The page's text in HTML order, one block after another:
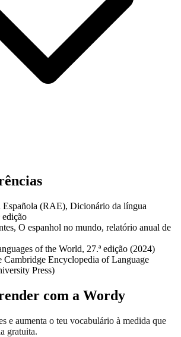
Española (RAE), Dicionário da língua
edição
O espanhol no mundo, relatório anual de
of the World, 27.ª edição (2024)
Cambridge Encyclopedia of Language
Press)
com a Wordy
e aumenta o teu vocabulário à medida que
gratuita.